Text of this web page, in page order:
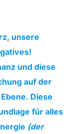
unsere
und diese
auf der
Diese
für alles
(der